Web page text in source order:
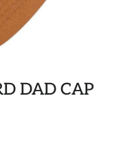
DAD CAP